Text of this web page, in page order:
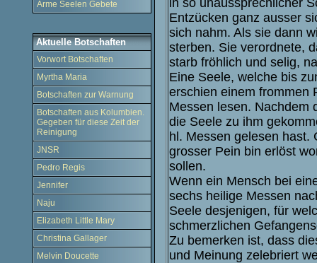
Arme Seelen Gebete
Aktuelle Botschaften
Vorwort Botschaften
Myrtha Maria
Botschaften zur Warnung
Botschaften aus Kolumbien.
Gegeben für diese Zeit der
Reinigung
JNSR
Pedro Regis
Jennifer
Naju
Elizabeth Little Mary
Christina Gallager
Melvin Doucette
Entzücken ganz ausser
sich nahm. Als sie dann
sterben. Sie verordnete,
starb fröhlich und selig,
Eine Seele, welche bis
erschien einem frommen
Messen lesen. Nachdem
die Seele zu ihm
hl. Messen gelesen hast.
grosser Pein bin erlöst
sollen.
Wenn ein Mensch bei
sechs heilige Messen
Seele desjenigen, für
schmerzlichen
Zu bemerken ist, dass
und Meinung zelebriert